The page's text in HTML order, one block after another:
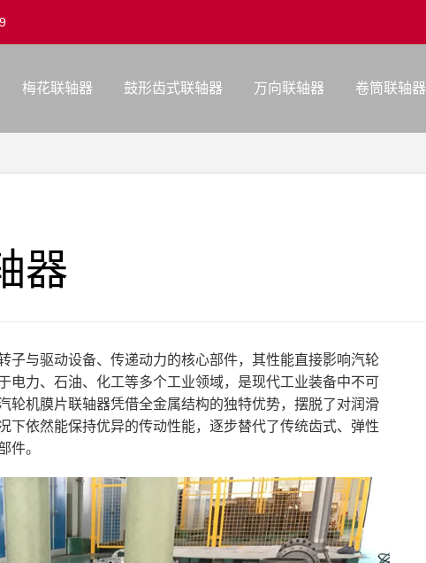
梅花联轴器 鼓形齿式联轴器 万向联轴器 卷筒联轴器
器
子与驱动设备、传递动力的核心部件，其性能直接影响汽轮
电力、石油、化工等多个工业领域，是现代工业装备中不可
轮机膜片联轴器凭借全金属结构的独特优势，摆脱了对润滑
下依然能保持优异的传动性能，逐步替代了传统齿式、弹性
件。